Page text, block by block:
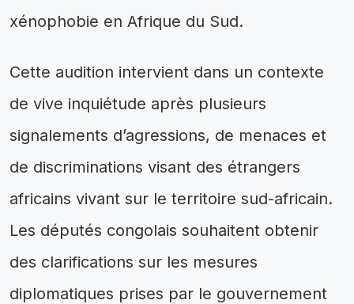
xénophobie en Afrique du Sud.
Cette audition intervient dans un contexte
de vive inquiétude après plusieurs
signalements d’agressions, de menaces et
de discriminations visant des étrangers
africains vivant sur le territoire sud-africain.
Les députés congolais souhaitent obtenir
des clarifications sur les mesures
diplomatiques prises par le gouvernement